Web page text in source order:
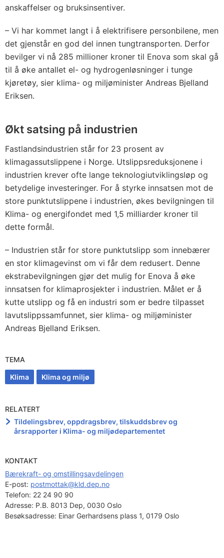
anskaffelser og bruksinsentiver.
– Vi har kommet langt i å elektrifisere personbilene, men
det gjenstår en god del innen tungtransporten. Derfor
bevilger vi nå 285 millioner kroner til Enova som skal gå
til å øke antallet el- og hydrogenløsninger i tunge
kjøretøy, sier klima- og miljøminister Andreas Bjelland
Eriksen.
Økt satsing på industrien
Fastlandsindustrien står for 23 prosent av
klimagassutslippene i Norge. Utslippsreduksjonene i
industrien krever ofte lange teknologiutviklingsløp og
betydelige investeringer. For å styrke innsatsen mot de
store punktutslippene i industrien, økes bevilgningen til
Klima- og energifondet med 1,5 milliarder kroner til
dette formål.
– Industrien står for store punktutslipp som innebærer
en stor klimagevinst om vi får dem redusert. Denne
ekstrabevilgningen gjør det mulig for Enova å øke
innsatsen for klimaprosjekter i industrien. Målet er å
kutte utslipp og få en industri som er bedre tilpasset
lavutslippssamfunnet, sier klima- og miljøminister
Andreas Bjelland Eriksen.
TEMA
Klima Klima og miljø
RELATERT
Tildelingsbrev, oppdragsbrev, tilskuddsbrev og
årsrapporter i Klima- og miljødepartementet
KONTAKT
Bærekraft- og omstillingsavdelingen
E-post: postmottak@kld.dep.no
Telefon: 22 24 90 90
Adresse: P.B. 8013 Dep, 0030 Oslo
Besøksadresse: Einar Gerhardsens plass 1, 0179 Oslo